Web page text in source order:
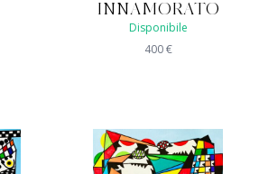
INNAMORATO
Disponibile
400€